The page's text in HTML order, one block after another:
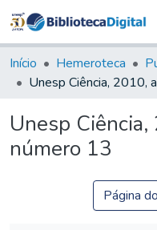
Início Hemeroteca
Unesp
número 13
Página